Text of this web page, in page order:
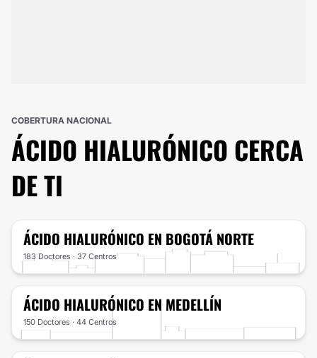
COBERTURA NACIONAL
ÁCIDO HIALURÓNICO CERCA
DE TI
ÁCIDO HIALURÓNICO EN BOGOTÁ NORTE
183 Doctores · 37 Centros
ÁCIDO HIALURÓNICOEN MEDELLÍN
150 Doctores · 44 Centros